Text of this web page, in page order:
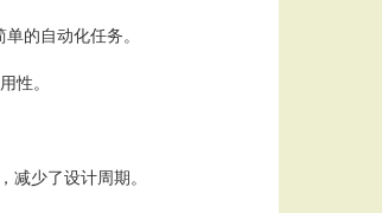
的自动化任务。
性。
少了设计周期。